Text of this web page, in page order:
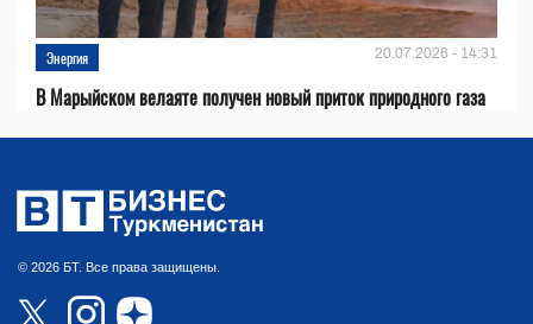
Энергия 20.07.2026 - 14:31
В Марыйском велаяте получен новый приток природного газа
© 2026 БТ. Все права защищены.